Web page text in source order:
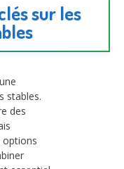
sur les
stables.
des
options